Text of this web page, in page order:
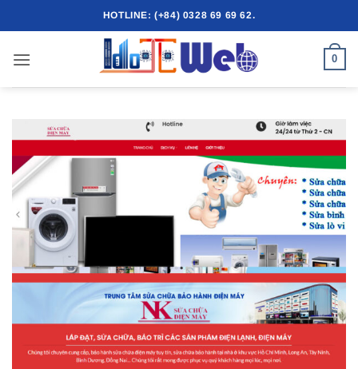
qua
dung
HOTLINE: (+84) 0328 69 69 62.
0